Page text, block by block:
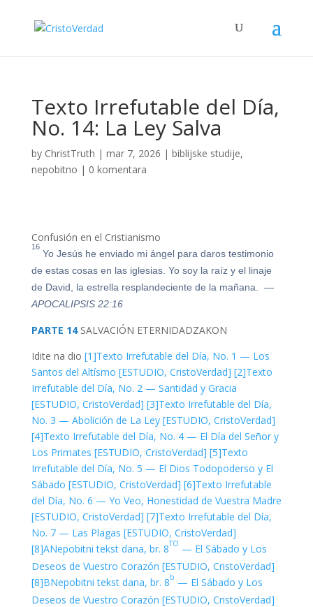
Texto Irrefutable del Día,
No. 14: La Ley Salva
by ChristTruth | mar 7, 2026 | biblijske studije,
nepobitno | 0 komentara
Confusión en el Cristianismo
16
Yo Jesús he enviado mi ángel para daros testimonio
de estas cosas en las iglesias. Yo soy la raíz y el linaje
de David, la estrella resplandeciente de la mañana.
—
APOCALIPSIS 22:16
PARTE 14 SALVACIÓN ETERNIDADZAKON
Idite na dio [1]Texto Irrefutable del Día, No. 1 — Los
Santos del Altísmo [ESTUDIO, CristoVerdad] [2]Texto
Irrefutable del Día, No. 2 — Santidad y Gracia
[ESTUDIO, CristoVerdad] [3]Texto Irrefutable del Día,
No. 3 — Abolición de La Ley [ESTUDIO, CristoVerdad]
[4]Texto Irrefutable del Día, No. 4 — El Día del Señor y
Los Primates [ESTUDIO, CristoVerdad] [5]Texto
Irrefutable del Día, No. 5 — El Dios Todopoderso y El
Sábado [ESTUDIO, CristoVerdad] [6]Texto Irrefutable
del Día, No. 6 — Yo Veo, Honestidad de Vuestra Madre
[ESTUDIO, CristoVerdad] [7]Texto Irrefutable del Día,
No. 7 — Las Plagas [ESTUDIO, CristoVerdad]
[8]ANepobitni tekst dana, br. 8TO — El Sábado y Los
Deseos de Vuestro Corazón [ESTUDIO, CristoVerdad]
[8]BNepobitni tekst dana, br. 8b — El Sábado y Los
Deseos de Vuestro Corazón [ESTUDIO, CristoVerdad]